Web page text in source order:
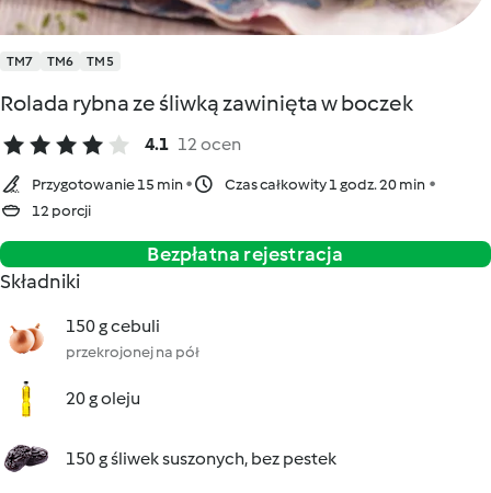
TM7 TM6 TM5
Rolada rybna ze śliwką zawinięta w boczek
4.1 12 ocen
Przygotowanie 15 min
Czas całkowity 1 godz. 20 min
12 porcji
Bezpłatna rejestracja
Składniki
150 g cebuli
przekrojonej na pół
20 g oleju
150 g śliwek suszonych, bez pestek